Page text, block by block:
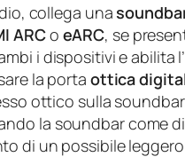
collega una
ARCo eARC, se
i dispositivi e abilita
la porta ottica
ottico sulla
la soundbar come
di un possibile